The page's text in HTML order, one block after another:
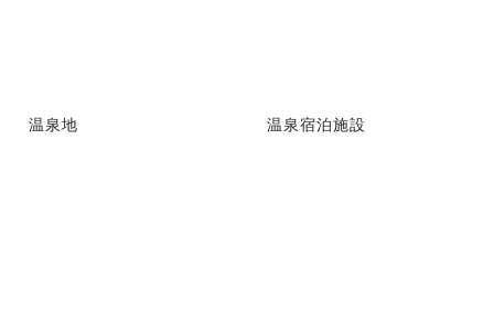
温泉地 温泉宿泊施設